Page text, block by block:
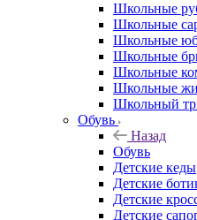
Школьные
Школьные
Школьные
Школьные
Школьные
Школьные
Школьный
Обувь
Назад
Обувь
Детские кеды
Детские
Детские
Детские